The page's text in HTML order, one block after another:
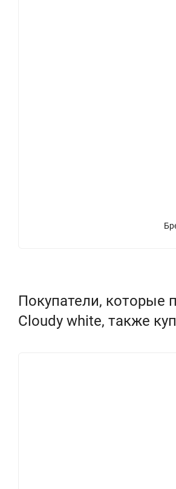
Покупатели, которые
Cloudy white, также